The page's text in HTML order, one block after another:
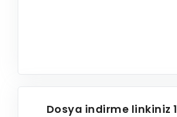
Dosya indirme linkiniz1